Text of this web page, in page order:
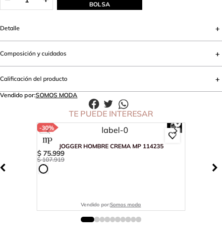
BOLSA
Detalle
Composición y cuidados
Calificación del producto
Vendido por:SOMOS MODA
TE PUEDE INTERESAR
-30%
JOGGER HOMBRE CREMA MP 114235
$ 75.999
$ 107.919
Vendido por:Somos moda